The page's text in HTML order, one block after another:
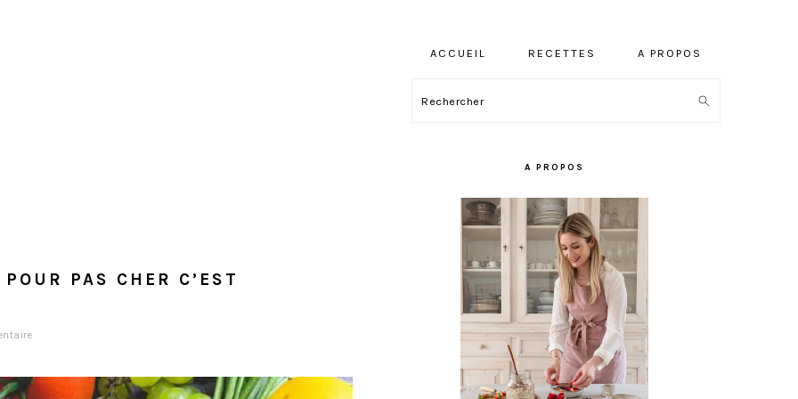
ACCUEIL RECETTES A PROPOS
Rechercher
PAS CHER C’EST
A PROPOS